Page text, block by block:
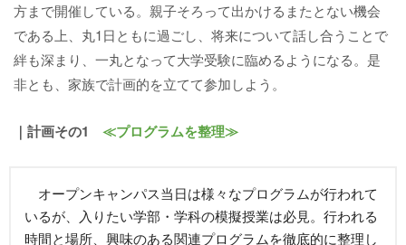
方まで開催している。親子そろって出かけるまたとない機会
である上、丸1日ともに過ごし、将来について話し合うことで
絆も深まり、一丸となって大学受験に臨めるようになる。是
非とも、家族で計画的を立てて参加しよう。
｜計画その1 ≪プログラムを整理≫
オープンキャンパス当日は様々なプログラムが行われて
いるが、入りたい学部・学科の模擬授業は必見。行われる
時間と場所、興味のある関連プログラムを徹底的に整理し